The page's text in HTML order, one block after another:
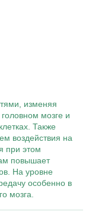
изменяя
мозге и
Также
воздействия на
при этом
повышает
На уровне
особенно в
мозга.